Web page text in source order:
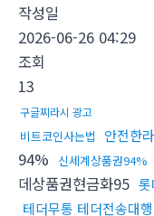
작성일
2026-06-26 04:29
조회
13
구글찌라시 광고
비트코인사는법 안전한
94%
신세계상품권94%
데상품권현금화95
테더무통 테더전송대행